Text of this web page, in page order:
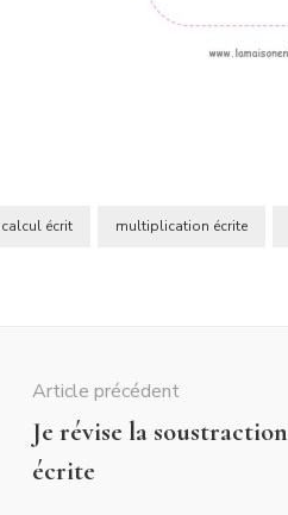
calcul écrit multiplication écrite
Article précédent
Je révise la soustraction
écrite